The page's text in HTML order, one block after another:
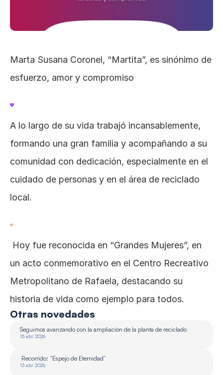
Otras novedades
Seguimos avanzando con la ampliación de la planta de reciclado
15 abr 2026
Recorrido: “Espejo de Eternidad”
13 abr 2026
Marta Susana Coronel, “Martita”, es sinónimo de
esfuerzo, amor y compromiso
A lo largo de su vida trabajó incansablemente,
formando una gran familia y acompañando a su
comunidad con dedicación, especialmente en el
cuidado de personas y en el área de reciclado
local.
un acto conmemorativo en el Centro Recreativo
Metropolitano de Rafaela, destacando su
historia de vida como ejemplo para todos.